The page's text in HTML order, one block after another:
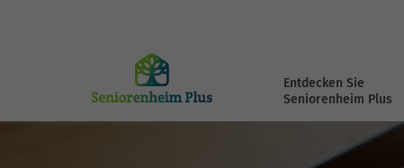
Entdecken Sie
Seniorenheim Plus